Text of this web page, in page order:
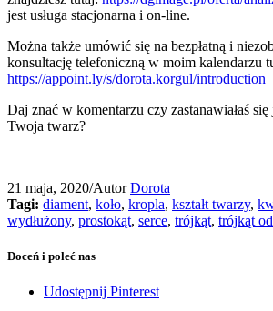
jest usługa stacjonarna i on-line.
Można także umówić się na bezpłatną i
konsultację telefoniczną w moim kalendarzu
https://appoint.ly/s/dorota.korgul/introduction
Daj znać w komentarzu czy zastanawiałaś się
Twoja twarz?
21 maja, 2020/AutorDorota
Tagi: diament, koło, kropla, kształt twarzy,
wydłużony, prostokąt, serce, trójkąt, trójkąt
Doceń i poleć nas
Udostępnij Pinterest